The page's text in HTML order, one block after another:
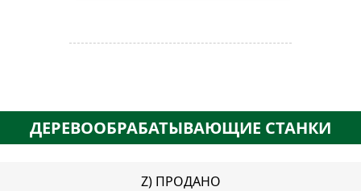
ДЕРЕВООБРАБАТЫВАЮЩИЕ СТАНКИ
Z) ПРОДАНО